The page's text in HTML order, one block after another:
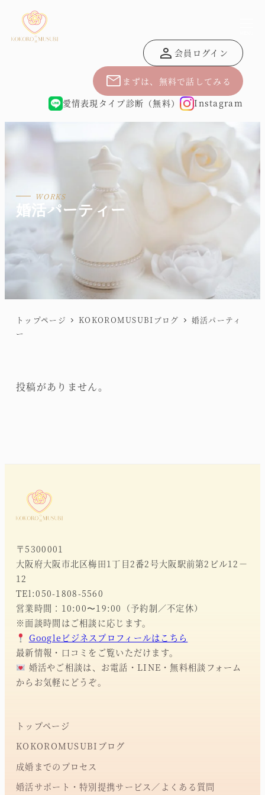
person 会員ログイン
mail まずは、無料で話してみる
愛情表現タイプ診断（無料）
Instagram
婚活パーティー
トップページ KOKOROMUSUBIブログ
婚活パーティ
ー
投稿がありません。
〒5300001
大阪府大阪市北区梅田1丁目2番2号大阪駅前第2ビル12－
12
TEl:050-1808-5560
営業時間：10:00〜19:00（予約制／不定休）
※面談時間はご相談に応じます。
Googleビジネスプロフィールはこちら
最新情報・口コミをご覧いただけます。
婚活やご相談は、お電話・LINE・無料相談フォーム
からお気軽にどうぞ。
トップページ
KOKOROMUSUBIブログ
成婚までのプロセス
婚活サポート・特別提携サービス／よくある質問